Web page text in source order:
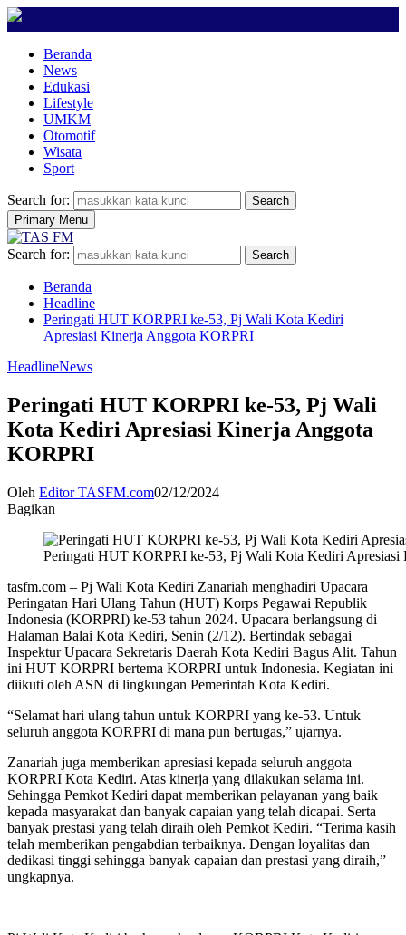
Beranda
News
Edukasi
Lifestyle
UMKM
Otomotif
Wisata
Sport
Search for:
Search
Primary Menu
Search for: Search
Beranda
Headline
Peringati HUT KORPRI ke-53, Pj Wali Kota Kediri
Apresiasi Kinerja Anggota KORPRI
HeadlineNews
Peringati HUT KORPRI ke-53, Pj Wali
Kota Kediri Apresiasi Kinerja Anggota
KORPRI
Oleh Editor TASFM.com02/12/2024
Bagikan
Peringati HUT KORPRI ke-53, Pj Wali Kota Kediri
tasfm.com – Pj Wali Kota Kediri Zanariah menghadiri Upacara
Peringatan Hari Ulang Tahun (HUT) Korps Pegawai Republik
Indonesia (KORPRI) ke-53 tahun 2024. Upacara berlangsung di
Halaman Balai Kota Kediri, Senin (2/12). Bertindak sebagai
Inspektur Upacara Sekretaris Daerah Kota Kediri Bagus Alit. Tahun
ini HUT KORPRI bertema KORPRI untuk Indonesia. Kegiatan ini
diikuti oleh ASN di lingkungan Pemerintah Kota Kediri.
“Selamat hari ulang tahun untuk KORPRI yang ke-53. Untuk
seluruh anggota KORPRI di mana pun bertugas,” ujarnya.
Zanariah juga memberikan apresiasi kepada seluruh anggota
KORPRI Kota Kediri. Atas kinerja yang dilakukan selama ini.
Sehingga Pemkot Kediri dapat memberikan pelayanan yang baik
kepada masyarakat dan banyak capaian yang telah dicapai. Serta
banyak prestasi yang telah diraih oleh Pemkot Kediri. “Terima kasih
telah memberikan pengabdian terbaiknya. Dengan loyalitas dan
dedikasi tinggi sehingga banyak capaian dan prestasi yang diraih,”
ungkapnya.